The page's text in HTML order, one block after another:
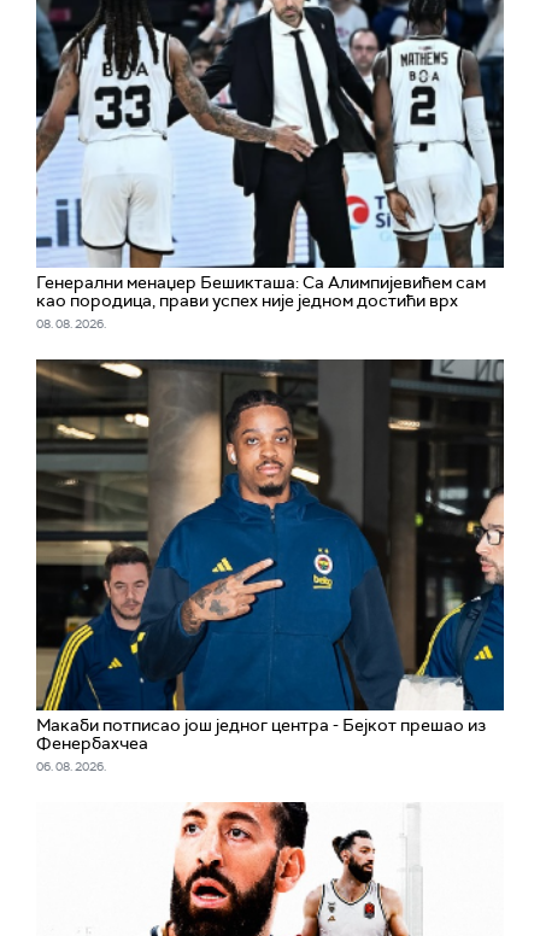
Генерални менаџер Бешикташа: Са Алимпијевићем сам
као породица, прави успех није једном достићи врх
08. 08. 2026.
Макаби потписао још једног центра - Бејкот прешао из
Фенербахчеа
06. 08. 2026.